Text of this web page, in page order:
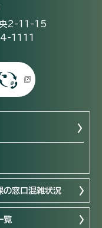
央2-11-15
1111
の窓口混雑状況
覧